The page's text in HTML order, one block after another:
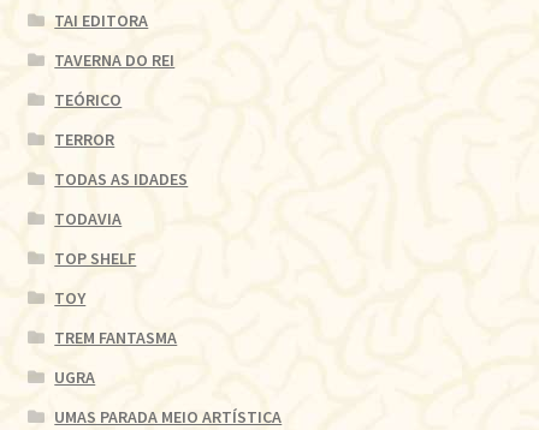
TAI EDITORA
TAVERNA DO REI
TEÓRICO
TERROR
TODAS AS IDADES
TODAVIA
TOP SHELF
TOY
TREM FANTASMA
UGRA
UMAS PARADA MEIO ARTÍSTICA